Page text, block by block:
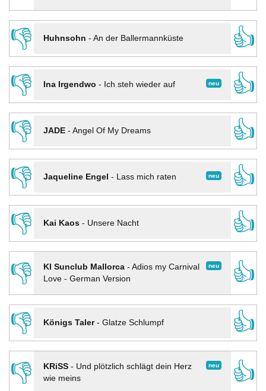
👎
Huhnsohn - An der Ballermannküste
👍
👎
neu
Ina Irgendwo - Ich steh wieder auf
👍
👎
JADE- Angel Of My Dreams
👍
👎
neu
Jaqueline Engel - Lass mich raten
👍
👎
Kai Kaos- Unsere Nacht
👍
👎
neu
KI Sunclub Mallorca- Adios my Carnival
Love - German Version
👍
👎
Königs Taler- Glatze Schlumpf
👍
👎
neu
KRiSS- Und plötzlich schlägt dein Herz
wie meins
👍